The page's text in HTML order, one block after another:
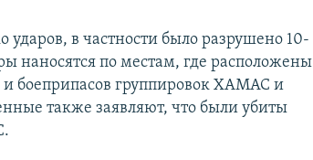
ударов, в частности было разрушено 10-
наносятся по местам, где расположены
боеприпасов группировок ХАМАС и
также заявляют, что были убиты